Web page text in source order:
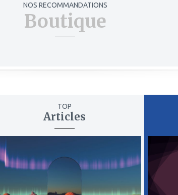
NOS RECOMMANDATIONS
Boutique
TOP
Articles
mes
favoris
mes